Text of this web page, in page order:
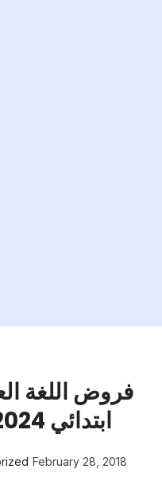
فروض اللغة
ابتدائي 2024-2025 مع التصحيح
February 28, 2018